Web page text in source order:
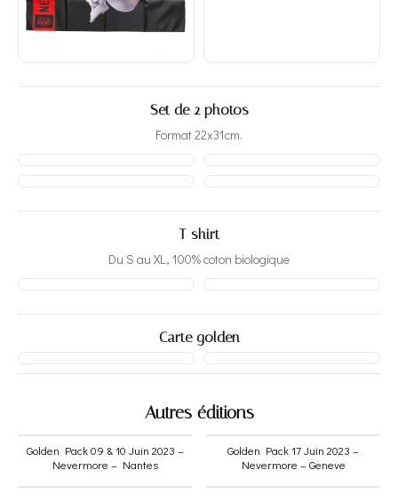
Set de 2 photos
Format 22x31cm.
T-shirt
Du S au XL, 100% coton biologique
Carte golden
Autres éditions
Golden Pack 09 & 10 Juin 2023 –
Nevermore – Nantes
Golden Pack 17 Juin 2023 –
Nevermore – Geneve